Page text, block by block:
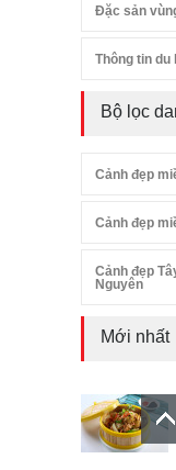
Đặc sản
Thông tin du
Bộ lọc
Cảnh đẹp
Cảnh đẹp
Cảnh đẹp
Nguyên
Mới nhất